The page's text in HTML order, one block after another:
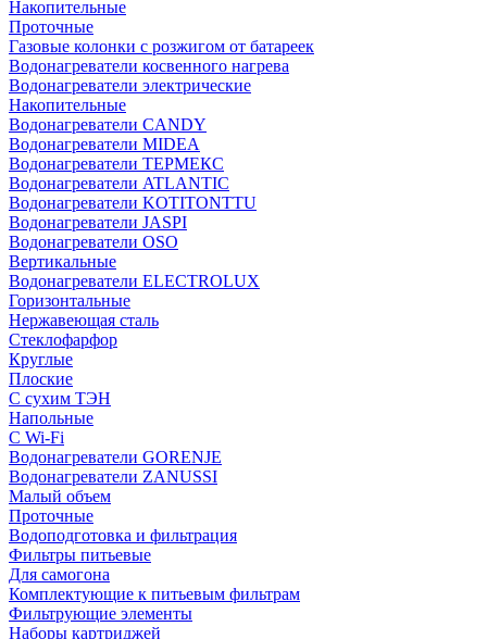
Накопительные
Проточные
Газовые колонки с розжигом от батареек
Водонагреватели косвенного нагрева
Водонагреватели электрические
Накопительные
Водонагреватели CANDY
Водонагреватели MIDEA
Водонагреватели ТЕРМЕКС
Водонагреватели ATLANTIC
Водонагреватели KOTITONTTU
Водонагреватели JASPI
Водонагреватели OSO
Вертикальные
Водонагреватели ELECTROLUX
Горизонтальные
Нержавеющая сталь
Стеклофарфор
Круглые
Плоские
С сухим ТЭН
Напольные
С Wi-Fi
Водонагреватели GORENJE
Водонагреватели ZANUSSI
Малый объем
Проточные
Водоподготовка и фильтрация
Фильтры питьевые
Для самогона
Комплектующие к питьевым фильтрам
Фильтрующие элементы
Наборы картриджей